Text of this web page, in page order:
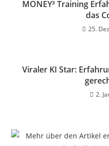
MONEY³ Training
das
25.
Viraler KI Star:
2.